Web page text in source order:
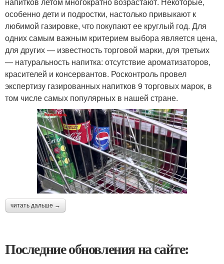
особенно дети и подростки, настолько привыкают к
любимой газировке, что покупают ее круглый год. Для
одних самым важным критерием выбора является цена,
для других — известность торговой марки, для третьих
— натуральность напитка: отсутствие ароматизаторов,
красителей и консервантов. Росконтроль провел
экспертизу газированных напитков 9 торговых марок, в
том числе самых популярных в нашей стране.
читать дальше →
Последние обновления на сайте: